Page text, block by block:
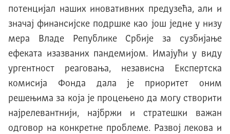
потенцијал наших иновативних предузећа, али и
значај финансијске подршке као још једне у низу
мера Владе Републике Србије за сузбијање
ефеката изазваних пандемијом. Имајући у виду
ургентност реаговања, независна Експертска
комисија Фонда дала је приоритет оним
решењима за која је процењено да могу створити
најрелевантнији, најбржи и стратешки важан
одговор на конкретне проблеме. Развој лекова и